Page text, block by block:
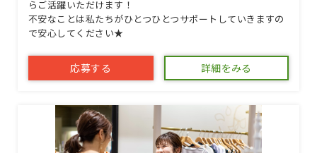
らご活躍いただけます！
不安なことは私たちがひとつひとつサポートしていきますの
で安心してください★
応募する 詳細をみる